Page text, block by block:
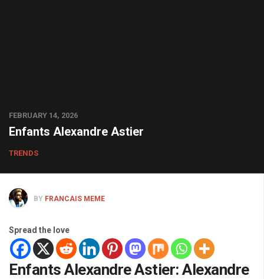
FEBRUARY 14, 2026
Enfants Alexandre Astier
TRENDS
BY FRANCAIS MEME
Spread the love
Enfants Alexandre Astier: Alexandre